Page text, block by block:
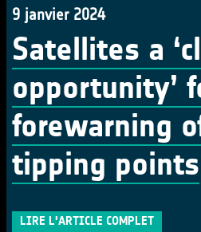
9 janvier 2024
Satellites a
opportunity’
forewarning
tipping points
LIRE L'ARTICLE COMPLET